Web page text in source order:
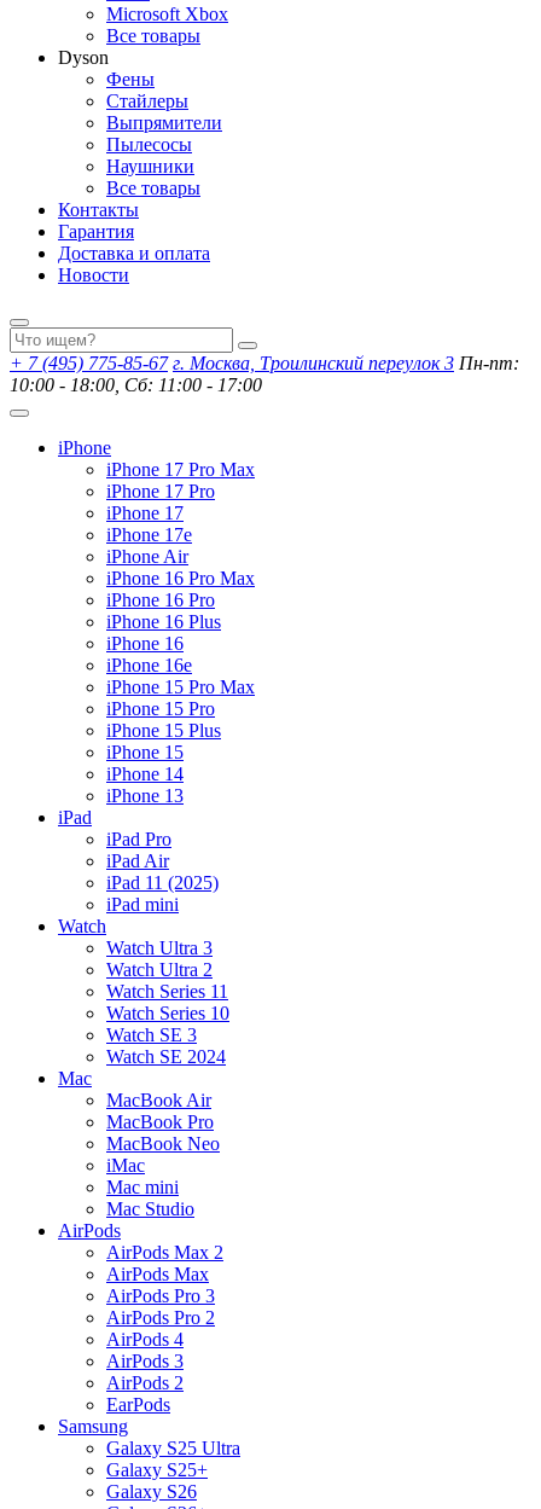
Microsoft Xbox
Все товары
Dyson
Фены
Стайлеры
Выпрямители
Пылесосы
Наушники
Все товары
Контакты
Гарантия
Доставка и оплата
Новости
+ 7 (495) 775-85-67 г. Москва, Троилинский переулок 3 Пн-пт:
10:00 - 18:00, Сб: 11:00 - 17:00
iPhone
iPhone 17 Pro Max
iPhone 17 Pro
iPhone 17
iPhone 17e
iPhone Air
iPhone 16 Pro Max
iPhone 16 Pro
iPhone 16 Plus
iPhone 16
iPhone 16e
iPhone 15 Pro Max
iPhone 15 Pro
iPhone 15 Plus
iPhone 15
iPhone 14
iPhone 13
iPad
iPad Pro
iPad Air
iPad 11 (2025)
iPad mini
Watch
Watch Ultra 3
Watch Ultra 2
Watch Series 11
Watch Series 10
Watch SE 3
Watch SE 2024
Mac
MacBook Air
MacBook Pro
MacBook Neo
iMac
Mac mini
Mac Studio
AirPods
AirPods Max 2
AirPods Max
AirPods Pro 3
AirPods Pro 2
AirPods 4
AirPods 3
AirPods 2
EarPods
Samsung
Galaxy S25 Ultra
Galaxy S25+
Galaxy S26